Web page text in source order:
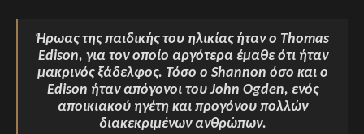
Ήρωας της παιδικής του ηλικίας ήταν ο Thomas
Edison, για τον οποίο αργότερα έμαθε ότι ήταν
μακρινός ξάδελφος. Τόσο ο Shannon όσο και ο
Edison ήταν απόγονοι του John Ogden, ενός
αποικιακού ηγέτη και προγόνου πολλών
διακεκριμένων ανθρώπων.